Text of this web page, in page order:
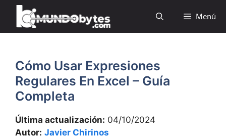
Saltar
contenido
Menú
Cómo Usar Expresiones
Regulares En Excel – Guía
Completa
Última actualización: 04/10/2024
Autor: Javier Chirinos